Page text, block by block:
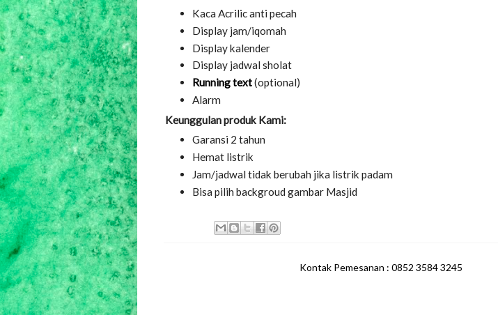
Kaca Acrilic anti pecah
Display jam/iqomah
Display kalender
Display jadwal sholat
Running text(optional)
Alarm
Keunggulan produk Kami:
Garansi 2 tahun
Hemat listrik
Jam/jadwal tidak berubah jika listrik padam
Bisa pilih backgroud gambar Masjid
Kontak Pemesanan : 0852 3584 3245